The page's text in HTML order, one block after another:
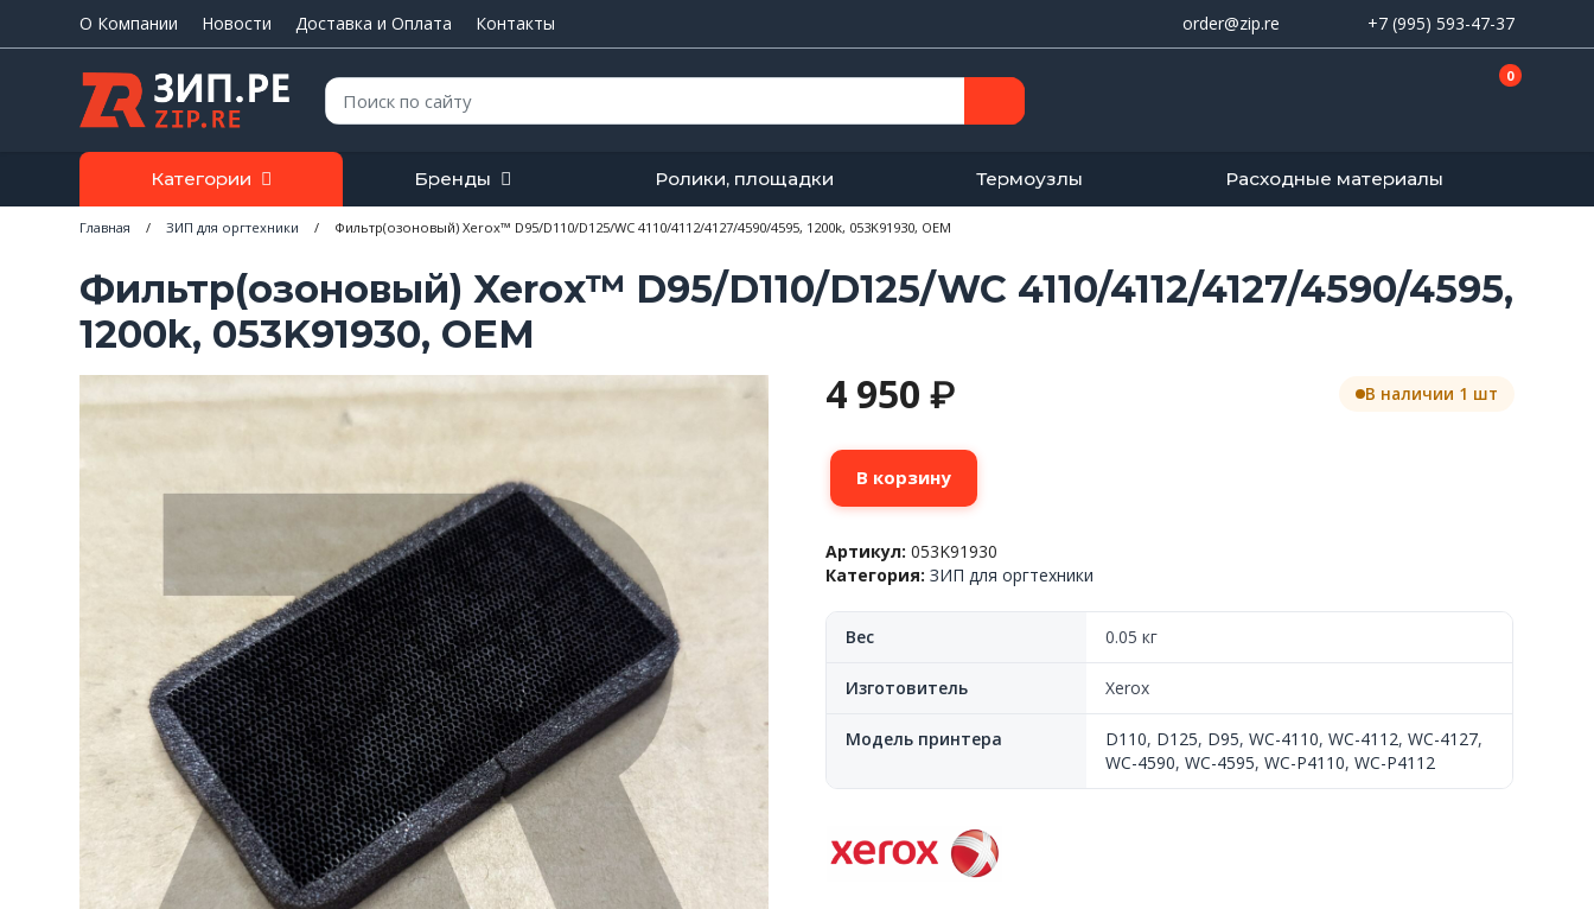
О Компании Новости Доставка и Оплата Контакты order@zip.re +7 (995) 593-47-37
Поиск: 0
Категории Бренды Ролики, площадки Термоузлы Расходные материалы
Главная / ЗИП для оргтехники / Фильтр(озоновый) Xerox™ D95/D110/D125/WC 4110/4112/4127/4590/4595, 1200k, 053K91930, OEM
Фильтр(озоновый) Xerox™ D95/D110/D125/WC 4110/4112/4127/4590/4595,
1200k, 053K91930, OEM
4 950₽ В наличии 1 шт
Количество
товара
Фильтр(озоновый)
D95/D110/D125/WC
4110/4112/4127/4590/4595,
053K91930,
OEM
В корзину
Артикул:053K91930
Категория:ЗИП для оргтехники
Вес 0.05 кг
Изготовитель Xerox
Модель принтера D110, D125, D95,WC-4110,WC-4112,WC-4127,
WC-4590,WC-4595,WC-P4110,WC-P4112